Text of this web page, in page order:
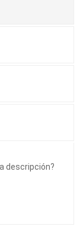
descripción?